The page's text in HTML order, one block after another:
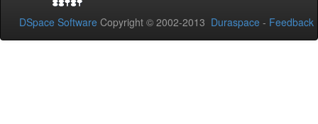
DSpace Software Copyright © 2002-2013 Duraspace - Feedback